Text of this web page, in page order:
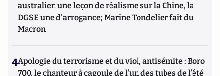
australien une leçon de réalisme sur la Chine, la
DGSE une d'arrogance; Marine Tondelier fait du
Macron
4Apologie du terrorisme et du viol, antisémite : Boro
700, le chanteur à cagoule de l’un des tubes de l’été